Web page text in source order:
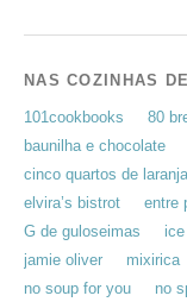
NAS COZINHAS
101cookbooks 80
baunilha e chocolate
cinco quartos de laranja
elvira’s bistrot
entre
G de guloseimas
jamie oliver
mixirica
no soup for you
no